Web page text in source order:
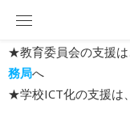
content
★教育委員会の支援は
務局へ
★学校ICT化の支援は、